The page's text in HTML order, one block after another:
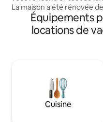
La maison a été rénovée
moderne et les chambres
meublées dans un style
moderne. Le logement
chiens ou, moyennant un
participer à des
la saison hivernale, à des
traîneau sur la neige.
Équipements
locations de
Cuisine